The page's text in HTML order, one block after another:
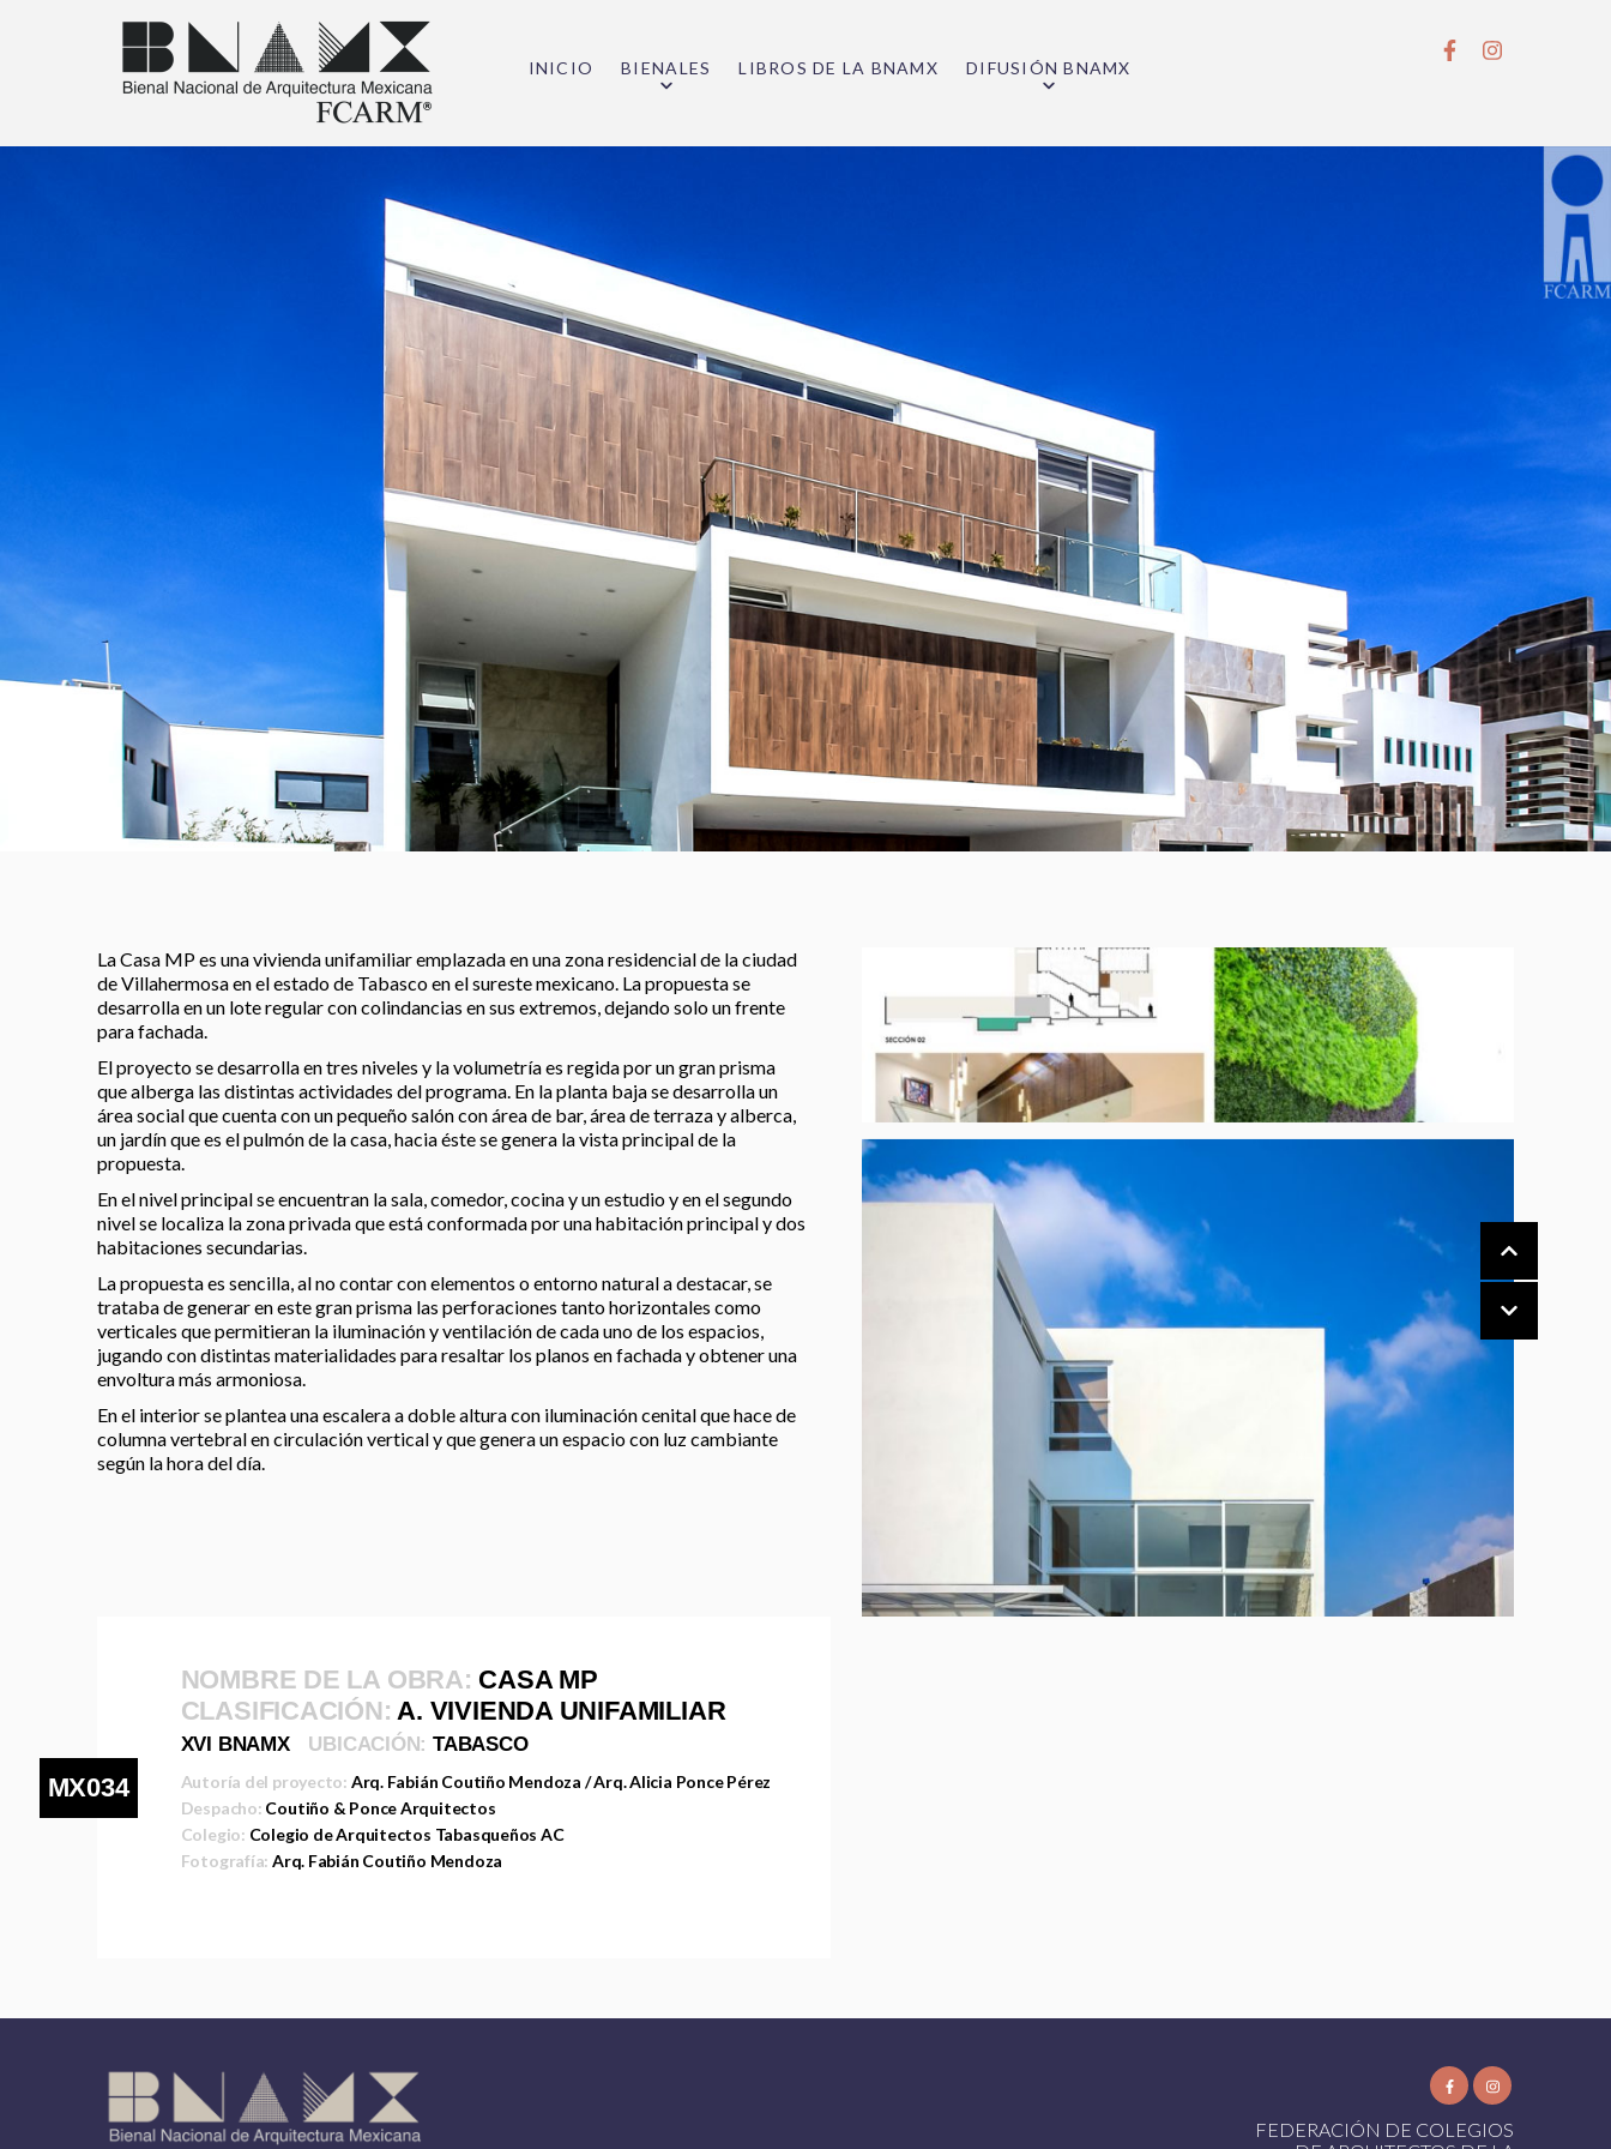
INICIO BIENALES LIBROS DE LA BNAMX DIFUSIÓN BNAMX
La Casa MP es una vivienda unifamiliar emplazada en una zona residencial de la ciudad
de Villahermosa en el estado de Tabasco en el sureste mexicano. La propuesta se
desarrolla en un lote regular con colindancias en sus extremos, dejando solo un frente
para fachada.
El proyecto se desarrolla en tres niveles y la volumetría es regida por un gran prisma
que alberga las distintas actividades del programa. En la planta baja se desarrolla un
área social que cuenta con un pequeño salón con área de bar, área de terraza y alberca,
un jardín que es el pulmón de la casa, hacia éste se genera la vista principal de la
propuesta.
En el nivel principal se encuentran la sala, comedor, cocina y un estudio y en el segundo
nivel se localiza la zona privada que está conformada por una habitación principal y dos
habitaciones secundarias.
La propuesta es sencilla, al no contar con elementos o entorno natural a destacar, se
trataba de generar en este gran prisma las perforaciones tanto horizontales como
verticales que permitieran la iluminación y ventilación de cada uno de los espacios,
jugando con distintas materialidades para resaltar los planos en fachada y obtener una
envoltura más armoniosa.
En el interior se plantea una escalera a doble altura con iluminación cenital que hace de
columna vertebral en circulación vertical y que genera un espacio con luz cambiante
según la hora del día.
MX034
NOMBRE DE LA OBRA: CASA MP
CLASIFICACIÓN:A. VIVIENDA UNIFAMILIAR
XVI BNAMX UBICACIÓN:TABASCO
Autoría del proyecto: Arq. Fabián Coutiño Mendoza / Arq. Alicia Ponce Pérez
Despacho: Coutiño & Ponce Arquitectos
Colegio: Colegio de Arquitectos Tabasqueños AC
Fotografía:Arq. Fabián Coutiño Mendoza
FEDERACIÓN DE COLEGIOS